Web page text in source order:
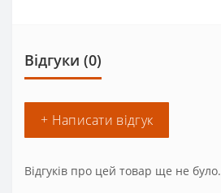
Відгуки (0)
+ Написати відгук
Відгуків про цей товар ще не було.